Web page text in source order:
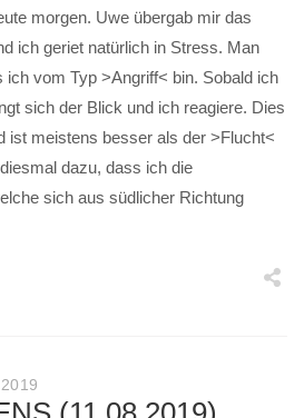
morgen. Uwe übergab mir das
ich geriet natürlich in Stress. Man
vom Typ >Angriff< bin. Sobald ich
sich der Blick und ich reagiere. Dies
ist meistens besser als der >Flucht<
dazu, dass ich die
sich aus südlicher Richtung